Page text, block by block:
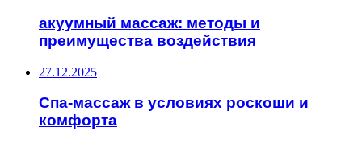
акуумный массаж: методы и
преимущества воздействия
27.12.2025
Спа-массаж в условиях роскоши и
комфорта